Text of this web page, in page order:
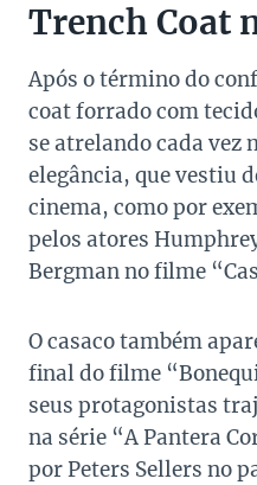
Trench Coat
Após o término do
coat forrado com
se atrelando cada vez
elegância, que vestiu
cinema, como por
pelos atores
Bergman no filme
O casaco também
final do filme
seus protagonistas
na série “A Pantera
por Peters Sellers no